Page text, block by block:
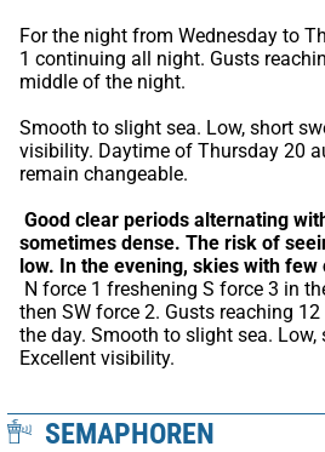
For the night from Wednesday to
1 continuing all night. Gusts
middle of the night.
Smooth to slight sea. Low, short
visibility. Daytime of Thursday 20
remain changeable.
Good clear periods alternating
sometimes dense. The risk of
low. In the evening, skies with few
then SW force 2. Gusts reaching
the day. Smooth to slight sea. Low,
Excellent visibility.
SEMAPHOREN